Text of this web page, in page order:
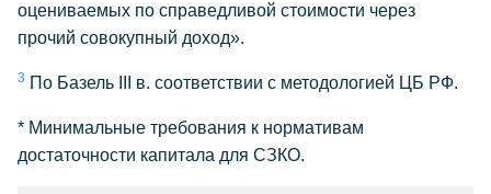
оцениваемых по справедливой стоимости через
прочий совокупный доход».
3 По Базель III в. соответствии с методологией ЦБ РФ.
* Минимальные требования к нормативам
достаточности капитала для СЗКО.